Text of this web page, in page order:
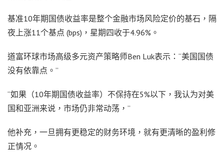
基准10年期国债收益率是整个金融市场风险定价的基石，隔
夜上涨11个基点 (bps)，星期四收于4.96%。
道富环球市场高级多元资产策略师Ben Luk表示：“美国国债
没有依靠点。”
“如果（10年期国债收益率）不保持在5%以下，我认为对美
国和亚洲来说，市场仍非常动荡，”
他补充，一旦拥有更稳定的财务环境，就有更清晰的盈利修
正情况。